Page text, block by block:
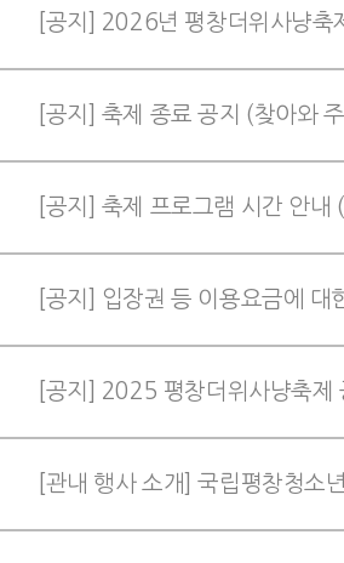
[공지] 2026년 평창더위사냥
[공지] 축제 종료 공지 (찾아와
[공지] 축제 프로그램 시간 안내
[공지] 2025 평창더위사냥축제
[관내 행사 소개] 국립평창청소